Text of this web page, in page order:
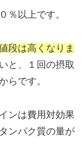
％以上です。
段は高くなりま
と、１回の摂取
らです。
ンは費用対効果
ンパク質の量が